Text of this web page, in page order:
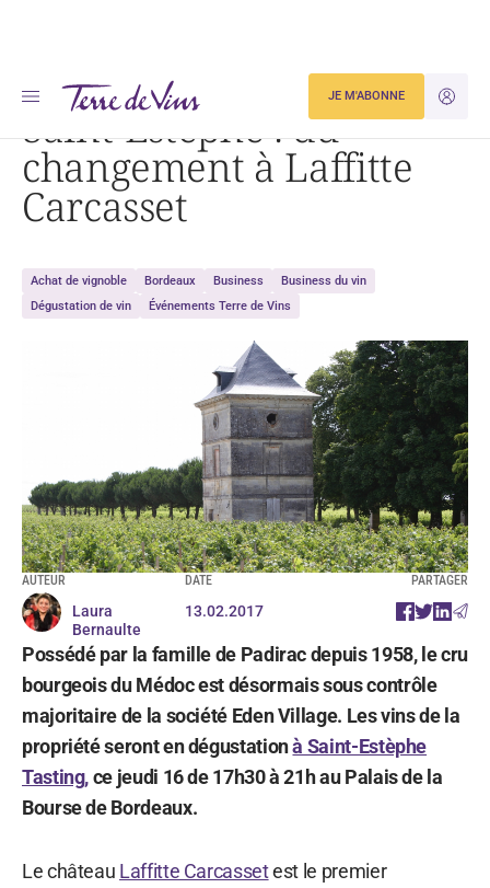
JE
JE M'ABONNE
Accueil Saint-Estèphe : du changement à Laffitte Carcasset
Saint-Estèphe : du
changement à Laffitte
Carcasset
Achat de vignoble Bordeaux Business
Business du vin
Dégustation de vin
Événements Terre de Vins
AUTEUR
Laura
Bernaulte
DATE
13.02.2017
PARTAGER
Possédé par la famille de Padirac depuis 1958, le cru
bourgeois du Médoc est désormais sous contrôle
majoritaire de la société Eden Village. Les vins de la
propriété seront en dégustationà Saint-Estèphe
Tasting,ce jeudi 16 de 17h30 à 21h au Palais de la
Bourse de Bordeaux.
Le château Laffitte Carcassetest le premier